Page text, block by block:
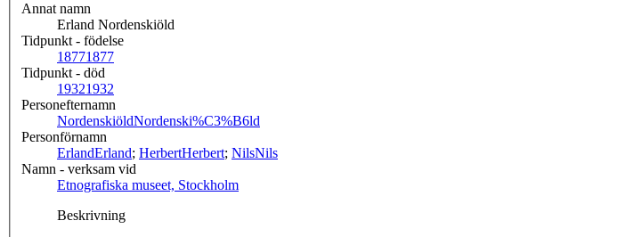
Annat namn
Erland Nordenskiöld
Tidpunkt - födelse
18771877
Tidpunkt - död
19321932
Personefternamn
NordenskiöldNordenski%C3%B6ld
Personförnamn
ErlandErland; HerbertHerbert; NilsNils
Namn - verksam vid
Etnografiska museet, Stockholm
Beskrivning